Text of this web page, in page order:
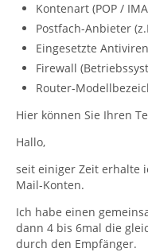
Kontenart (POP /
Postfach-Anbieter
Eingesetzte
Firewall
Router-
Hier können Sie Ihren
Hallo,
seit einiger Zeit erhalte
Mail-Konten.
Ich habe einen
dann 4 bis 6mal die
durch den Empfänger.